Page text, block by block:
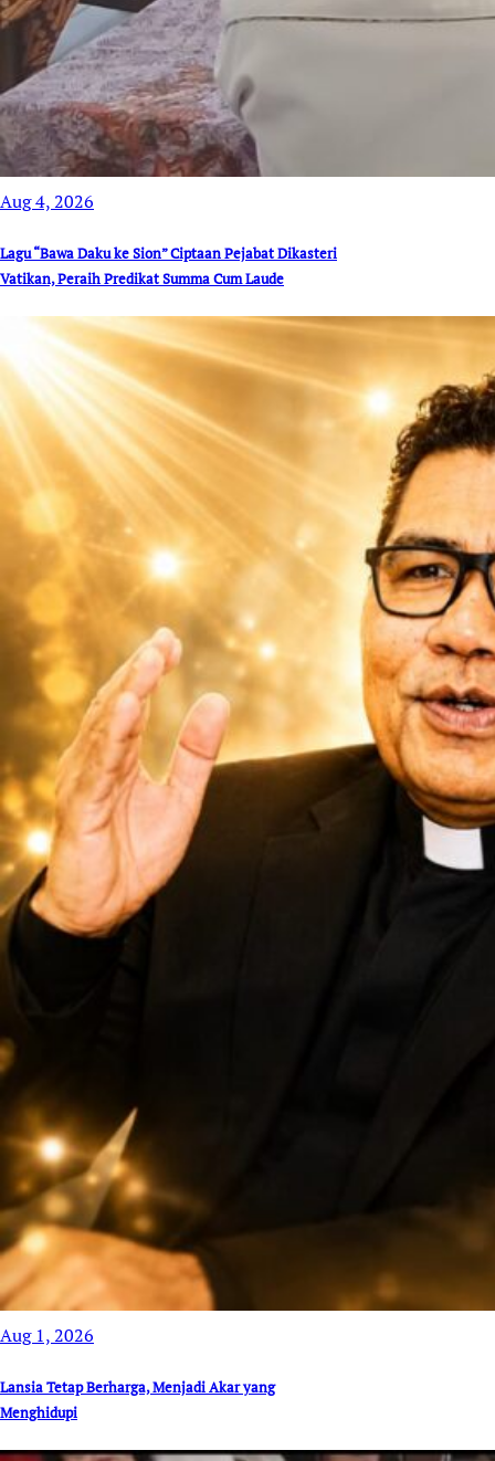
Aug 4, 2026
Lagu “Bawa Daku ke Sion” Ciptaan Pejabat Dikasteri
Vatikan, Peraih Predikat Summa Cum Laude
Aug 1, 2026
Lansia Tetap Berharga, Menjadi Akar yang
Menghidupi